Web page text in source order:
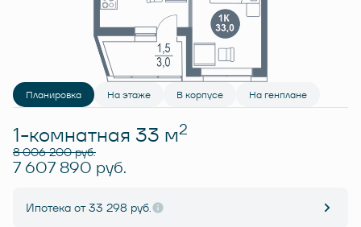
Планировка На этаже В корпусе На генплане
1-комнатная 33 м2
8 006 200 руб.
7 607 890 руб.
Ипотека от 33 298 руб.